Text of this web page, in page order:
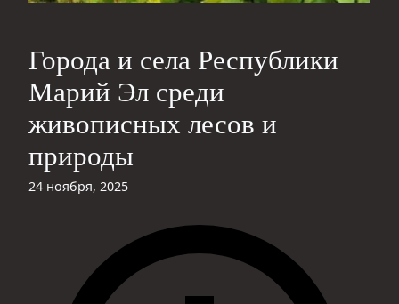
Города и села Республики
Марий Эл среди
живописных лесов и
природы
24 ноября, 2025